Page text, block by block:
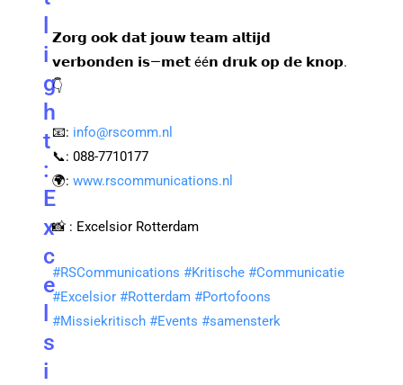
i
g
h
t
:
E
x
c
e
s
i
𝗭𝗼𝗿𝗴 𝗼𝗼𝗸 𝗱𝗮𝘁 𝗷𝗼𝘂𝘄 𝘁𝗲𝗮𝗺 𝗮𝗹𝘁𝗶𝗷𝗱
𝘃𝗲𝗿𝗯𝗼𝗻𝗱𝗲𝗻 𝗶𝘀—𝗺𝗲𝘁 éé𝗻 𝗱𝗿𝘂𝗸 𝗼𝗽 𝗱𝗲 𝗸𝗻𝗼𝗽.
👇
📧: info@rscomm.nl
📞: 088-7710177
🌍:www.rscommunications.nl
📸 : Excelsior Rotterdam
#RSCommunications #Kritische #Communicatie
#Excelsior #Rotterdam #Portofoons
#Missiekritisch #Events#samensterk